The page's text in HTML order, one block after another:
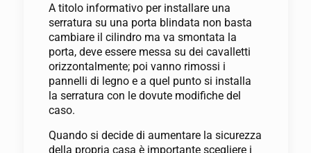
A titolo informativo per installare una
serratura su una porta blindata non basta
cambiare il cilindro ma va smontata la
porta, deve essere messa su dei cavalletti
orizzontalmente; poi vanno rimossi i
pannelli di legno e a quel punto si installa
la serratura con le dovute modifiche del
caso.
Quando si decide di aumentare la sicurezza
della propria casa è importante scegliere i